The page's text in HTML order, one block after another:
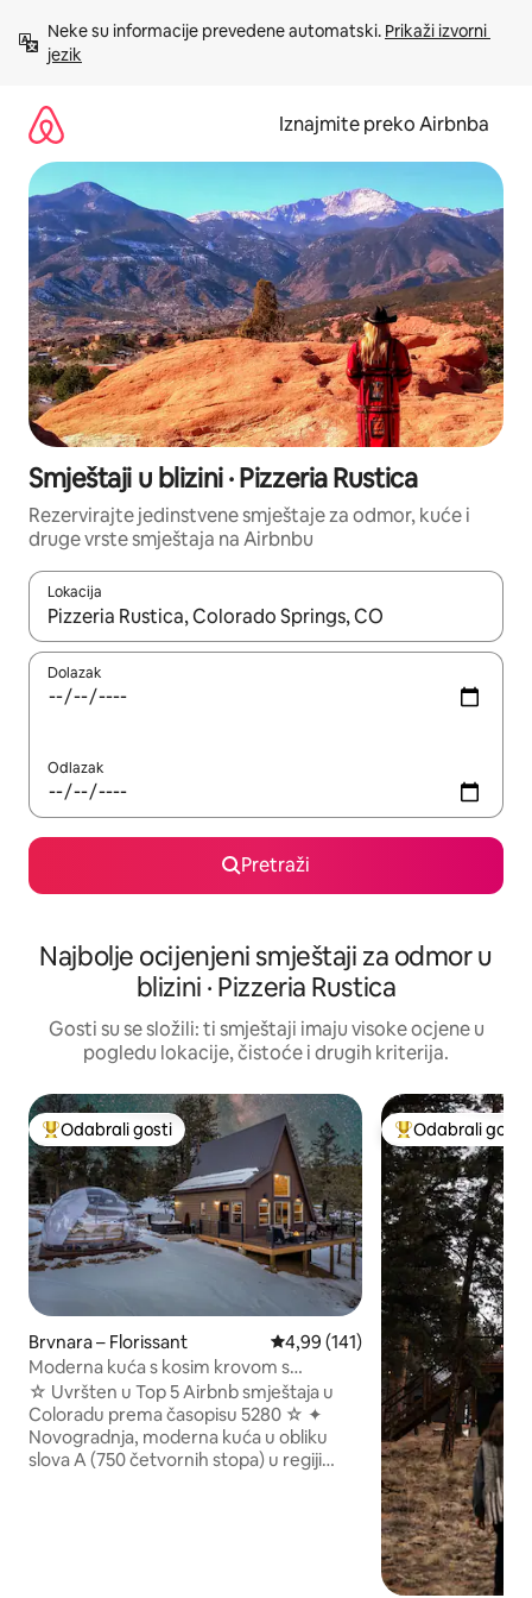
sadržaj
Neke su informacije prevedene automatski. Prikaži izvorni
jezik
Iznajmite preko Airbnba
Smještaji u blizini · Pizzeria Rustica
Rezervirajte jedinstvene smještaje za odmor, kuće i
druge vrste smještaja na Airbnbu
Lokacija
Kada budu dostupni rezultati, moći ćete ih pregledati
Dolazak
Odlazak
Pretraži
Najbolje ocijenjeni smještaji za odmor u
blizini · Pizzeria Rustica
Gosti su se složili: ti smještaji imaju visoke ocjene u
pogledu lokacije, čistoće i drugih kriterija.
Među najviše rangiranima s oznakom „Odabrali gosti”
Odabrali gosti
Brvnara – Florissant Prosječna ocjena: 4,99/5,
4,99 (141)
Moderna kuća s kosim krovom s
masažnom kadom + kupola za
promatranje zvijezda
☆ Uvršten u Top 5 Airbnb smještaja u
Coloradu prema časopisu 5280 ☆ ✦
Novogradnja, moderna kuća u obliku
slova A (750 četvornih stopa) u regiji
Među najviše
Odabrali gosti